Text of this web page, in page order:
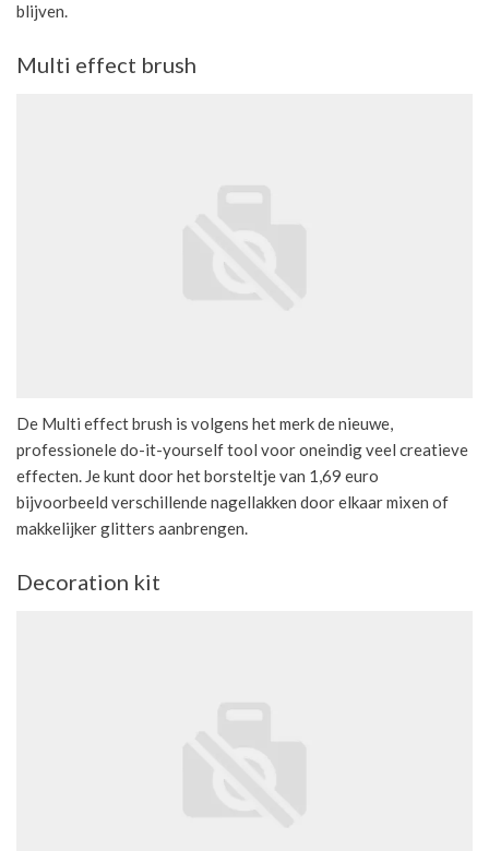
blijven.
Multi effect brush
De Multi effect brush is volgens het merk de nieuwe,
professionele do-it-yourself tool voor oneindig veel creatieve
effecten. Je kunt door het borsteltje van 1,69 euro
bijvoorbeeld verschillende nagellakken door elkaar mixen of
makkelijker glitters aanbrengen.
Decoration kit